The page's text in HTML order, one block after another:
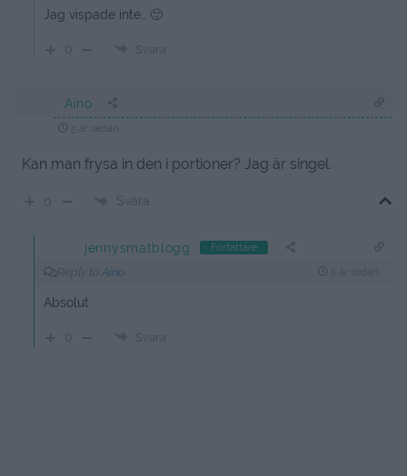
Jag vispade inte… 🙂
Svara
Aino
Kan man frysa in den i portioner? Jag är singel.
Svara
jennysmatblogg Författare
Aino
Absolut
Svara